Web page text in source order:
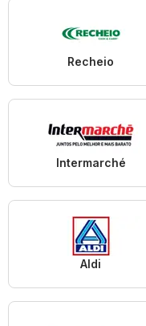
Recheio
Intermarché
Aldi